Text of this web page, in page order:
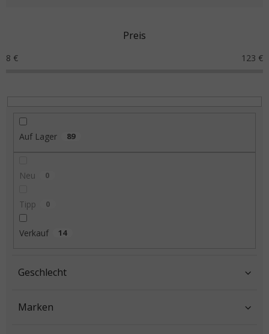
Preis
8 € 123 €
Auf Lager 89
Neu 0
Tipp 0
Verkauf 14
Marken
Geschlecht